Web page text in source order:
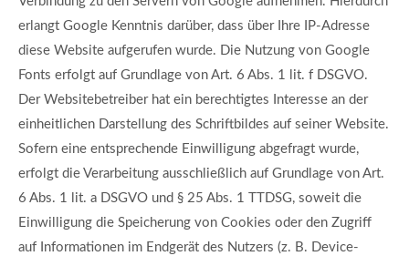
erlangt Google Kenntnis darüber, dass über Ihre IP-Adresse
diese Website aufgerufen wurde. Die Nutzung von Google
Fonts erfolgt auf Grundlage von Art. 6 Abs. 1 lit. f DSGVO.
Der Websitebetreiber hat ein berechtigtes Interesse an der
einheitlichen Darstellung des Schriftbildes auf seiner Website.
Sofern eine entsprechende Einwilligung abgefragt wurde,
erfolgt die Verarbeitung ausschließlich auf Grundlage von Art.
6 Abs. 1 lit. a DSGVO und § 25 Abs. 1 TTDSG, soweit die
Einwilligung die Speicherung von Cookies oder den Zugriff
auf Informationen im Endgerät des Nutzers (z. B. Device-